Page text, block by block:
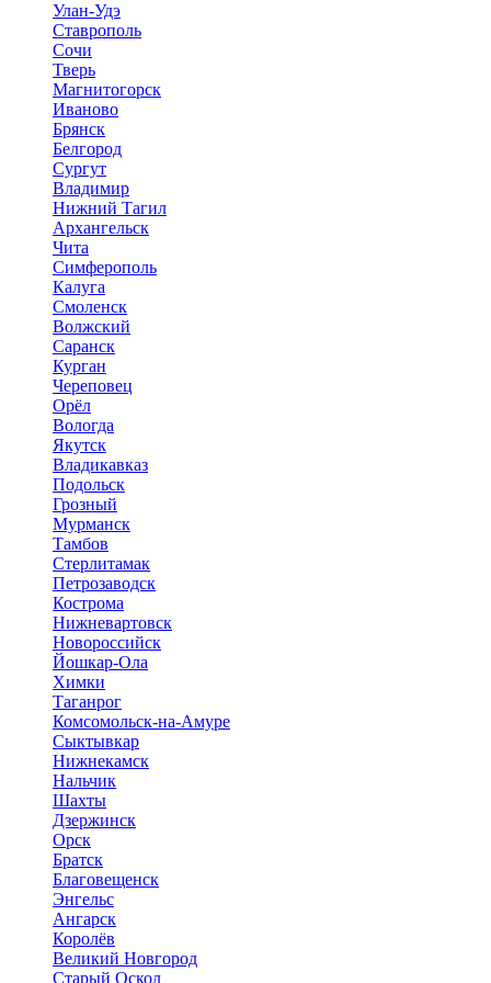
Улан-Удэ
Ставрополь
Сочи
Тверь
Магнитогорск
Иваново
Брянск
Белгород
Сургут
Владимир
Нижний Тагил
Архангельск
Чита
Симферополь
Калуга
Смоленск
Волжский
Саранск
Курган
Череповец
Орёл
Вологда
Якутск
Владикавказ
Подольск
Грозный
Мурманск
Тамбов
Стерлитамак
Петрозаводск
Кострома
Нижневартовск
Новороссийск
Йошкар-Ола
Химки
Таганрог
Комсомольск-на-Амуре
Сыктывкар
Нижнекамск
Нальчик
Шахты
Дзержинск
Орск
Братск
Благовещенск
Энгельс
Ангарск
Королёв
Великий Новгород
Старый Оскол